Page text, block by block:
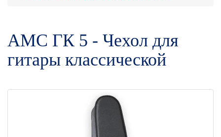
AMC ГК 5 - Чехол для
гитары классической